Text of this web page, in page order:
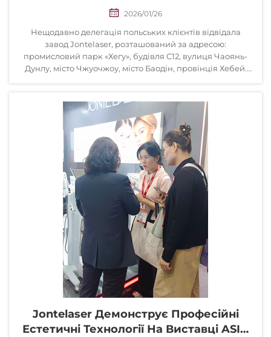
Демонстрації Продукції Та
2026/01/26
Нещодавно делегація польських клієнтів відвідала
завод Jontelaser, розташований за адресою:
промисловий парк «Хегу», будівля C12, вулиця Чаоянь-
Дунлу, місто Чжуочжоу, місто Баодін, провінція Хебей.
вітали...
Jontelaser Демонструє Професійні
Естетичні Технології На Виставці ASIA